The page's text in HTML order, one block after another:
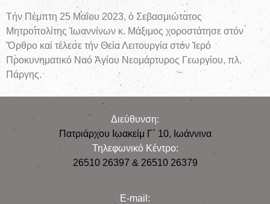
Τήν Πέμπτη 25 Μαΐου 2023, ὁ Σεβασμιώτατος
Μητροπολίτης Ἰωαννίνων κ. Μάξιμος χοροστάτησε στόν
Ὄρθρο καί τέλεσε τήν Θεία Λειτουργία στόν Ἱερό
Προκυνηματικό Ναό Ἁγίου Νεομάρτυρος Γεωργίου, πλ.
Πάργης.
Διεύθυνση:
Πατριάρχου Ιωακείμ Γ΄ 10, Iωάννινα
Τηλεφωνικό Κέντρο:
26510 26397 & 26510 26379
E-mail: